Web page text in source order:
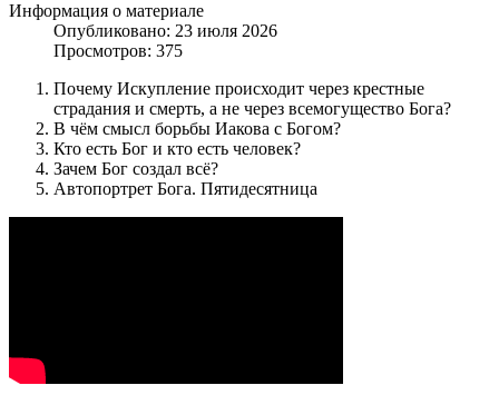
Информация о материале
Опубликовано: 23 июля 2026
Просмотров: 375
Почему Искупление происходит через крестные
страдания и смерть, а не через всемогущество Бога?
В чём смысл борьбы Иакова с Богом?
Кто есть Бог и кто есть человек?
Зачем Бог создал всё?
Автопортрет Бога. Пятидесятница